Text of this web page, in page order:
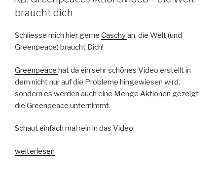
Netz:
D“
braucht dich
Schliesse mich hier gerne Caschyan, die Welt (und
Greenpeace) braucht Dich!
Greenpeace hat da ein sehr schönes Video erstellt in
dem nicht nur auf die Probleme hingewiesen wird,
sondern es werden auch eine Menge Aktionen gezeigt
die Greenpeace unternimmt.
Schaut einfach mal rein in das Video:
„RB:
weiterlesen